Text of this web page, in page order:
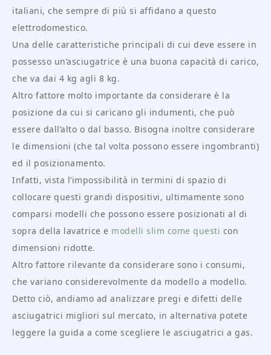
italiani, che sempre di più si affidano a questo
elettrodomestico.
Una delle caratteristiche principali di cui deve essere in
possesso un’asciugatrice è una buona capacità di carico,
che va dai 4 kg agli 8 kg.
Altro fattore molto importante da considerare è la
posizione da cui si caricano gli indumenti, che può
essere dall’alto o dal basso. Bisogna inoltre considerare
le dimensioni (che tal volta possono essere ingombranti)
ed il posizionamento.
Infatti, vista l’impossibilità in termini di spazio di
collocare questi grandi dispositivi, ultimamente sono
comparsi modelli che possono essere posizionati al di
sopra della lavatrice e modelli slim come questi con
dimensioni ridotte.
Altro fattore rilevante da considerare sono i consumi,
che variano considerevolmente da modello a modello.
Detto ciò, andiamo ad analizzare pregi e difetti delle
asciugatrici migliori sul mercato, in alternativa potete
leggere la guida a come scegliere le asciugatrici a gas.